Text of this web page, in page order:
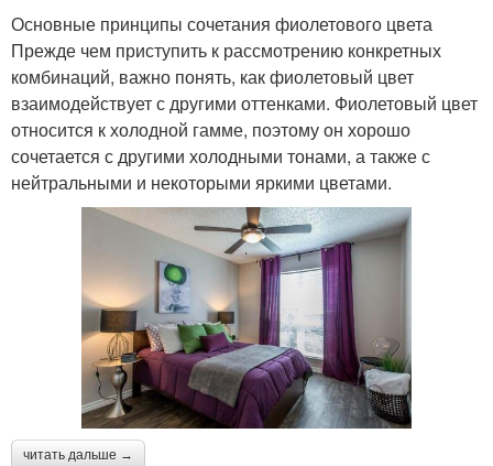
Основные принципы сочетания фиолетового цвета
Прежде чем приступить к рассмотрению конкретных
комбинаций, важно понять, как фиолетовый цвет
взаимодействует с другими оттенками. Фиолетовый цвет
относится к холодной гамме, поэтому он хорошо
сочетается с другими холодными тонами, а также с
нейтральными и некоторыми яркими цветами.
читать дальше →